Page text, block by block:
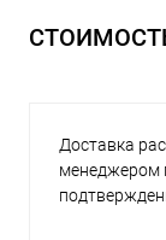
Доставка
менеджером